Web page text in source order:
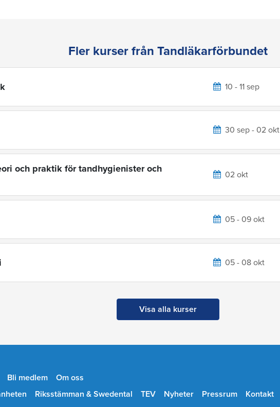
Fler kurser från Tandläkarförbundet
10 - 11 sep
30 sep - 02 okt
och praktik för tandhygienister och
02 okt
05 - 09 okt
05 - 08 okt
Visa alla kurser
Bli medlem
Om oss
Riksstämman & Swedental TEV Nyheter Pressrum Kontakt